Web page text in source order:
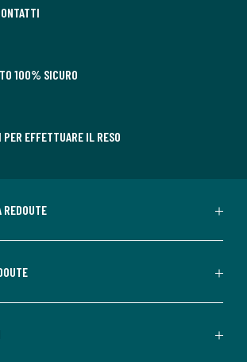
100% SICURO
EFFETTUARE IL RESO
REDOUTE